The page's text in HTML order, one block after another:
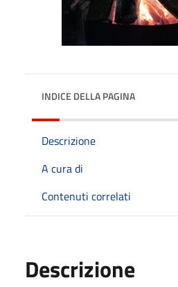
INDICE DELLA PAGINA
Descrizione
A cura di
Contenuti correlati
Descrizione